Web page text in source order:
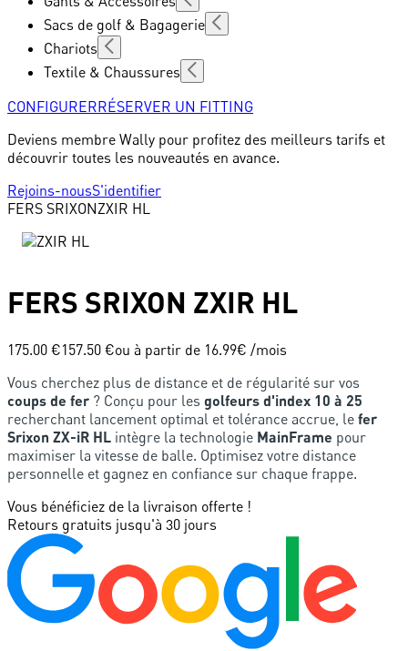
Sacs de golf & Bagagerie
Chariots
Textile & Chaussures
CONFIGURERRÉSERVER UN FITTING
Deviens membre Wally pour profitez des meilleurs tarifs et
découvrir toutes les nouveautés en avance.
Rejoins-nousS'identifier
FERS SRIXONZXIR HL
FERS SRIXON ZXIR HL
175.00 €157.50 €ou à partir de 16.99€ /mois
Vous cherchez plus de distance et de régularité sur vos
coups de fer ? Conçu pour les golfeurs d'index 10 à 25
recherchant lancement optimal et tolérance accrue, le fer
Srixon ZX-iR HL intègre la technologie MainFrame pour
maximiser la vitesse de balle. Optimisez votre distance
personnelle et gagnez en confiance sur chaque frappe.
Vous bénéficiez de la livraison offerte !
Retours gratuits jusqu'à 30 jours